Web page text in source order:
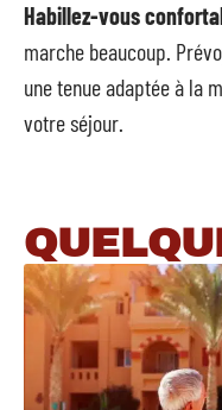
Habillez-vous
marche beaucoup.
une tenue adaptée à la
votre séjour.